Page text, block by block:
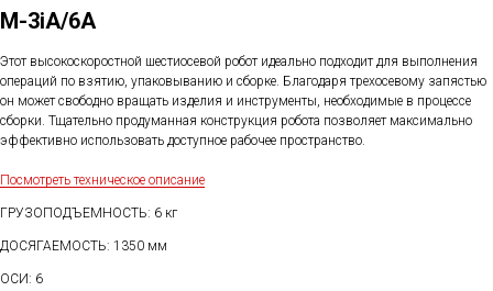
M-3iA/6A
Этот высокоскоростной шестиосевой робот идеально подходит для выполнения
операций по взятию, упаковыванию и сборке. Благодаря трехосевому запястью
он может свободно вращать изделия и инструменты, необходимые в процессе
сборки. Тщательно продуманная конструкция робота позволяет максимально
эффективно использовать доступное рабочее пространство.
Посмотреть техническое описание
ГРУЗОПОДЪЕМНОСТЬ: 6 кг
ДОСЯГАЕМОСТЬ: 1350 мм
ОСИ: 6